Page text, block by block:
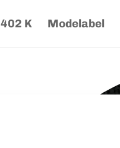
402 K Modelabel